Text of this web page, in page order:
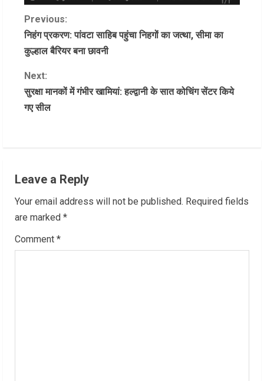
C
o
n
t
u
e
R
e
Previous:
निहंग प्रकरण: पांवटा साहिब पहुंचा निहगों का जत्था, सीमा का
कुल्हाल बैरियर बना छावनी
Next:
सुरक्षा मानकों में गंभीर खामियां: हल्द्वानी के सात कोचिंग सेंटर किये
गए सील
Leave a Reply
Your email address will not be published. Required fields
are marked *
Comment *